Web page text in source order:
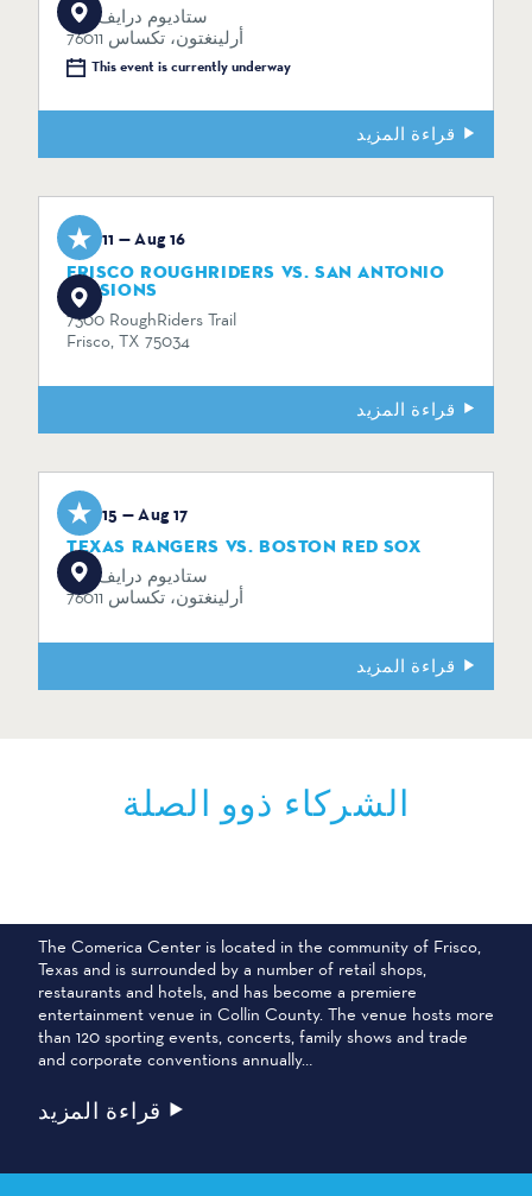
734 ستاديوم درايف
أرلينغتون، تكساس 76011
This event is currently underway
قراءة المزيد
Aug 11 — Aug 16
FRISCO ROUGHRIDERS VS. SAN ANTONIO
MISSIONS
7300 RoughRiders Trail
Frisco, TX 75034
قراءة المزيد
Aug 15 — Aug 17
TEXAS RANGERS VS. BOSTON RED SOX
734 ستاديوم درايف
أرلينغتون، تكساس 76011
قراءة المزيد
الشركاء ذوو الصلة
The Comerica Center is located in the community of Frisco,
Texas and is surrounded by a number of retail shops,
restaurants and hotels, and has become a premiere
entertainment venue in Collin County. The venue hosts more
than 120 sporting events, concerts, family shows and trade
and corporate conventions annually…
قراءة المزيد